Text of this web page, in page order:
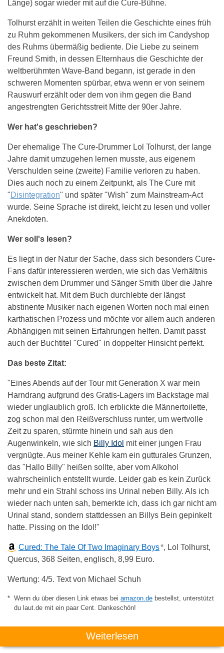
Länge) sogar wieder mit auf die Cure-Bühne.
Tolhurst erzählt in weiten Teilen die Geschichte eines früh
zu Ruhm gekommenen Musikers, der sich im Candyshop
des Ruhms übermäßig bediente. Die Liebe zu seinem
Freund Smith, in dessen Elternhaus die Geschichte der
weltberühmten Wave-Band begann, ist gerade in den
schweren Momenten spürbar, etwa wenn er von seinem
Rauswurf erzählt oder dem von ihm gegen die Band
angestrengten Gerichtsstreit Mitte der 90er Jahre.
Wer hat's geschrieben?
Der ehemalige The Cure-Drummer Lol Tolhurst, der lange
Jahre damit umzugehen lernen musste, aus eigenem
Verschulden seine (zweite) Familie verloren zu haben.
Dies auch noch zu einem Zeitpunkt, als The Cure mit
"Disintegration" und später "Wish" zum Mainstream-Act
wurde. Seine Sprache ist direkt, leicht zu lesen und voller
Anekdoten.
Wer soll's lesen?
Es liegt in der Natur der Sache, dass sich besonders Cure-
Fans dafür interessieren werden, wie sich das Verhältnis
zwischen dem Drummer und Sänger Smith über die Jahre
entwickelt hat. Mit dem Buch durchlebte der längst
abstinente Musiker nach eigenen Worten noch mal einen
karthatischen Prozess und möchte vor allem auch anderen
Abhängigen mit seinen Erfahrungen helfen. Damit passt
auch der Buchtitel "Cured" in doppelter Hinsicht perfekt.
Das beste Zitat:
"Eines Abends auf der Tour mit Generation X war mein
Harndrang aufgrund des Gratis-Lagers im Backstage mal
wieder unglaublich groß. Ich erblickte die Männertoilette,
zog schon mal den Reißverschluss runter, um wertvolle
Zeit zu sparen, stürmte hinein und sah aus den
Augenwinkeln, wie sich Billy Idol mit einer jungen Frau
vergnügte. Aus meiner Kehle kam ein gutturales Grunzen,
das "Hallo Billy" heißen sollte, aber vom Alkohol
wahrscheinlich entstellt wurde. Leider gab es kein Zurück
mehr und ein Strahl schoss ins Urinal neben Billy. Als ich
wieder nach unten sah, bemerkte ich, dass ich gar nicht am
Urinal stand, sondern stattdessen an Billys Bein gepinkelt
hatte. Pissing on the Idol!"
Cured: The Tale Of Two Imaginary Boys*, Lol Tolhurst,
Quercus, 368 Seiten, englisch, 8,99 Euro.
Wertung: 4/5. Text von Michael Schuh
Wenn du über diesen Link etwas bei amazon.debestellst, unterstützt
du laut.de mit ein paar Cent. Dankeschön!
Weiterlesen